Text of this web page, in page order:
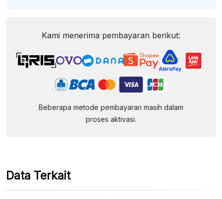
Kami menerima pembayaran berikut:
Beberapa metode pembayaran masih dalam
proses aktivasi.
Data Terkait